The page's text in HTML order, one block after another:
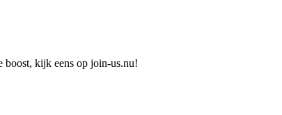
boost, kijk eens op join-us.nu!